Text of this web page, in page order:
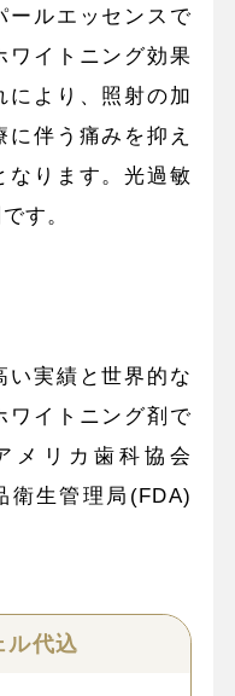
ールエッセンスで
ワイトニング効果
により、照射の加
伴う痛みを抑え
なります。光過敏
す。
い実績と世界的な
ワイトニング剤で
メリカ歯科協会
衛生管理局(FDA)
ル代込